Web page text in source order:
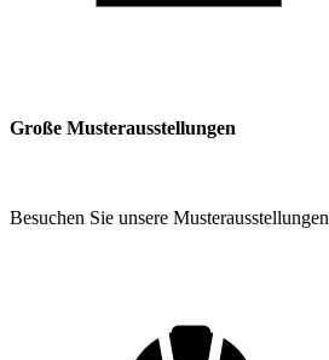
Große Musterausstellungen
Besuchen Sie unsere Musterausstellungen